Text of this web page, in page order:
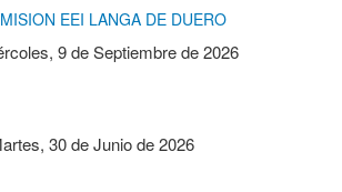
EEI LANGA DE DUERO
9 de Septiembre de 2026
30 de Junio de 2026